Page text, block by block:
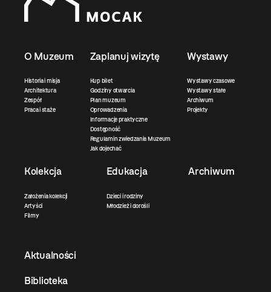
O Muzeum
Historia i misja
Architektura
Zespół
Praca i staże
Zaplanuj wizytę
Kup bilet
Godziny otwarcia
Plan muzeum
Oprowadzenia
Informacje praktyczne
Dostępność
Regulamin zwiedzania Muzeum
Jak dojechać
Wystawy
Wystawy czasowe
Wystawy stałe
Archiwum
Projekty
Kolekcja
Założenia kolekcji
Artyści
Filmy
Edukacja
Dzieci i rodziny
Młodzież i dorośli
Archiwum
Aktualności
Biblioteka